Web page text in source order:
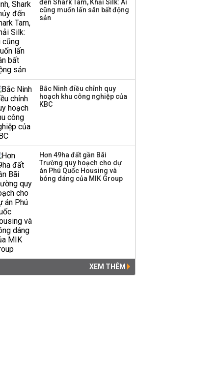
đến Shark Tam, Khải Silk: Ai
cũng muốn lấn sân bất động
sản
Bắc Ninh điều chỉnh quy
hoạch khu công nghiệp của
KBC
Hơn 49ha đất gần Bãi
Trường quy hoạch cho dự
án Phú Quốc Housing và
bóng dáng của MIK Group
XEM THÊM